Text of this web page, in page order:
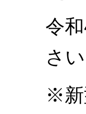
令
さい
※新